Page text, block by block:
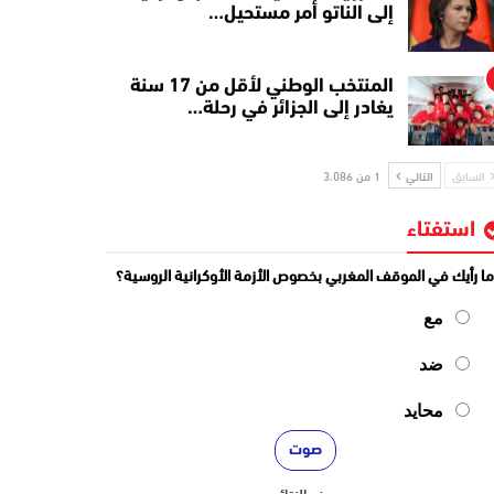
إلى الناتو أمر مستحيل…
المنتخب الوطني لأقل من 17 سنة
يغادر إلى الجزائر في رحلة…
السابق التالي 1 من 3٬086
استفتاء
ما رأيك في الموقف المغربي بخصوص الأزمة الأوكرانية الروسية؟
مع
ضد
محايد